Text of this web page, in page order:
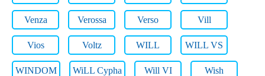
Venza Verossa Verso Vill
Vios Voltz WILL WILL VS
WINDOM WiLL Cypha Will VI Wish